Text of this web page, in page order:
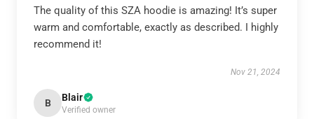
The quality of this SZA hoodie is amazing! It’s super
warm and comfortable, exactly as described. I highly
recommend it!
Nov 21, 2024
B Blair
Verified owner